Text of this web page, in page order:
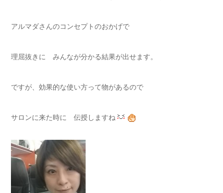
アルマダさんのコンセプトのおかげで
理屈抜きに みんなが分かる結果が出せます。
ですが、効果的な使い方って物があるので
サロンに来た時に 伝授しますね